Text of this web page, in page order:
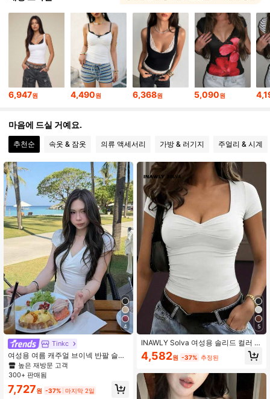
139K 팔로워
139K 팔로워
4.83 139K 팔로워
4.83
4.83 139K 팔로워
6,947원 4,490원 6,368원 5,090원
마음에 드실 거예요.
추천순 속옷 & 잠옷 의류 액세서리 가방 & 러기지 주얼리 & 시계
4
Tinkc
여성용 여름 캐주얼 브이넥 반팔 슬림
핏 스트레치 티셔츠 탑 화이트, 에스테
틱
높은 재방문 고객
300+ 판매됨
7,727원 -37% 마지막 2일
5
INAWLY Solva 여성용 솔리드 컬러 플
리츠 캐주얼 다용도 데일리웨어 반팔
티셔츠
4,582원 -37% 추정된